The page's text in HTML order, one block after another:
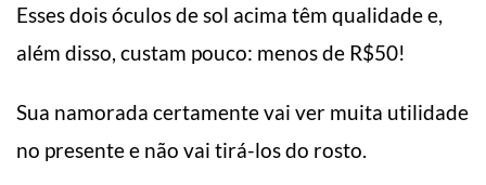
Esses dois óculos de sol acima têm qualidade e,
além disso, custam pouco: menos de R$50!
Sua namorada certamente vai ver muita utilidade
no presente e não vai tirá-los do rosto.